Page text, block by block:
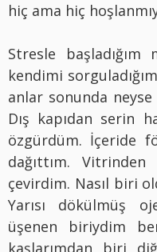
hiç ama hiç
Stresle
kendimi
anlar sonunda
Dış kapıdan serin
özgürdüm. İçeride
dağıttım.
çevirdim. Nasıl biri
Yarısı dökülmüş
üşenen biriydim